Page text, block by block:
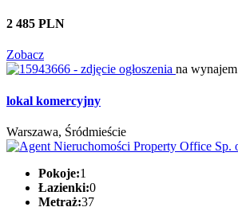
2 485 PLN
Zobacz
na wynajem
lokal komercyjny
Warszawa, Śródmieście
Pokoje:1
Łazienki:0
Metraż:37